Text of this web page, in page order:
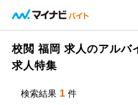
校閲 福岡 求人のアルバ
求人特集
検索結果 1 件